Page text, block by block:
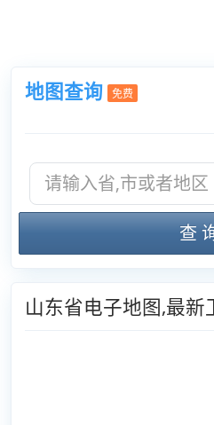
地图查询 免费
查
山东省电子地图,最新